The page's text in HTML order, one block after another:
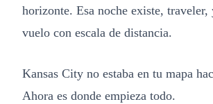
horizonte. Esa noche existe, traveler,
vuelo con escala de distancia.
Kansas City no estaba en tu mapa
Ahora es donde empieza todo.